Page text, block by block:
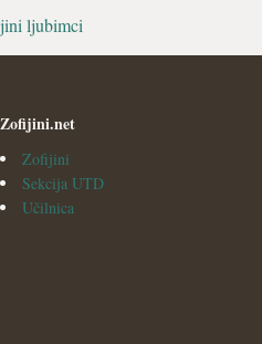
ljubimci
Zofijini.net
Zofijini
Sekcija UTD
Učilnica